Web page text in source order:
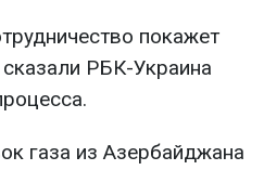
покажет
РБК-Украина
газа из Азербайджана